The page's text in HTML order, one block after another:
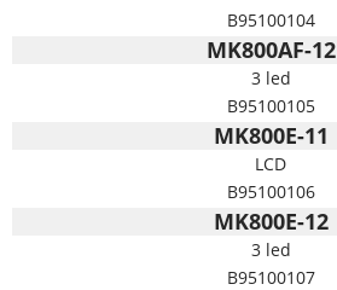
B95100104
MK800AF-12
3 led
B95100105
MK800E-11
LCD
B95100106
MK800E-12
3 led
B95100107